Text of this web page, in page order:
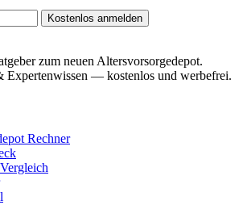
Kostenlos anmelden
zum neuen Altersvorsorgedepot.
Expertenwissen — kostenlos und werbefrei.
Rechner